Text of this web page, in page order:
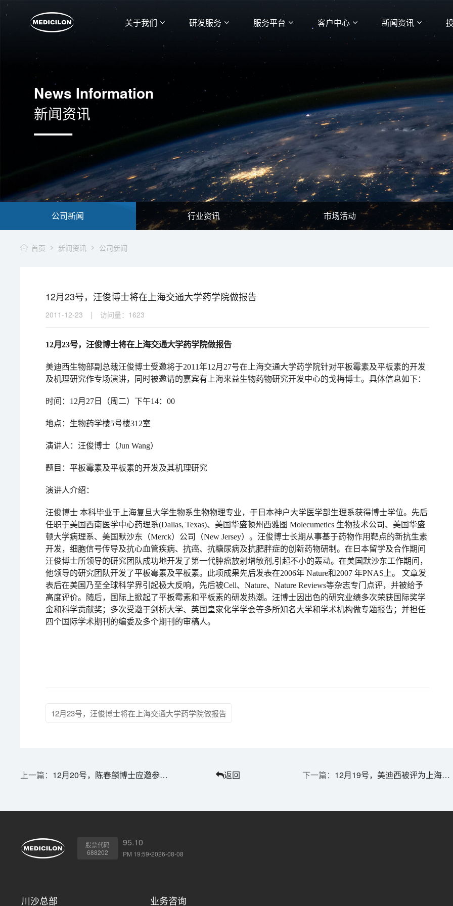
关于我们 研发服务 服务平台 客户中心 新闻资讯
News Information
新闻资讯
公司新闻 行业资讯 市场活动
首页 新闻资讯 公司新闻
12月23号，汪俊博士将在上海交通大学药学院做报告
2011-12-23 | 访问量： 1623
12月23号，汪俊博士将在上海交通大学药学院做报告
美迪西生物部副总裁汪俊博士受邀将于2011年12月27号在上海交通大学药学院针对平板霉素及平板素的开发
及机理研究作专场演讲，同时被邀请的嘉宾有上海来益生物药物研究开发中心的戈梅博士。具体信息如下：
时间：12月27日（周二）下午14：00
地点：生物药学楼5号楼312室
演讲人：汪俊博士（Jun Wang）
题目：平板霉素及平板素的开发及其机理研究
演讲人介绍：
汪俊博士 本科毕业于上海复旦大学生物系生物物理专业，于日本神户大学医学部生理系获得博士学位。先后
任职于美国西南医学中心药理系(Dallas, Texas)、美国华盛顿州西雅图 Molecumetics 生物技术公司、美国华盛
顿大学病理系、美国默沙东（Merck）公司（New Jersey）。汪俊博士长期从事基于药物作用靶点的新抗生素
开发，细胞信号传导及抗心血管疾病、抗癌、抗糖尿病及抗肥胖症的创新药物研制。在日本留学及合作期间
汪俊博士所领导的研究团队成功地开发了第一代肿瘤放射增敏剂,引起不小的轰动。在美国默沙东工作期间，
他领导的研究团队开发了平板霉素及平板素。此项成果先后发表在2006年 Nature和2007 年PNAS上。 文章发
表后在美国乃至全球科学界引起极大反响，先后被Cell、Nature、Nature Reviews等杂志专门点评，并被给予
高度评价。随后，国际上掀起了平板霉素和平板素的研发热潮。汪博士因出色的研究业绩多次荣获国际奖学
金和科学贡献奖；多次受邀于剑桥大学、英国皇家化学学会等多所知名大学和学术机构做专题报告；并担任
四个国际学术期刊的编委及多个期刊的审稿人。
12月23号，汪俊博士将在上海交通大学药学院做报告
12月20号，陈春麟博士应邀参加药审中心沟通交流会 返回 12月19号，美迪西被评为上海市科技小巨人培育企业
股票代码
688202
95.10
PM 19:59•2026-08-08
川沙总部 业务咨询